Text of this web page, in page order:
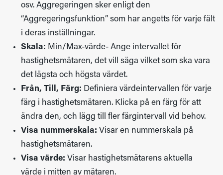
osv. Aggregeringen sker enligt den
“Aggregeringsfunktion” som har angetts för varje fält
i deras inställningar.
Skala: Min/Max-värde- Ange intervallet för
hastighetsmätaren, det vill säga vilket som ska vara
det lägsta och högsta värdet.
Från, Till, Färg: Definiera värdeintervallen för varje
färg i hastighetsmätaren. Klicka på en färg för att
ändra den, och lägg till fler färgintervall vid behov.
Visa nummerskala: Visar en nummerskala på
hastighetsmätaren.
Visa värde: Visar hastighetsmätarens aktuella
värde i mitten av mätaren.